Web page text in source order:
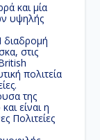
και μία
υψηλής
διαδρομή
στις
της
είναι η
Πολιτείες